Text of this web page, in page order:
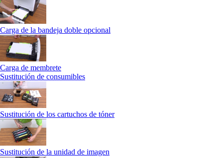
Carga de la bandeja doble opcional
Carga de membrete
Sustitución de consumibles
Sustitución de los cartuchos de tóner
Sustitución de la unidad de imagen